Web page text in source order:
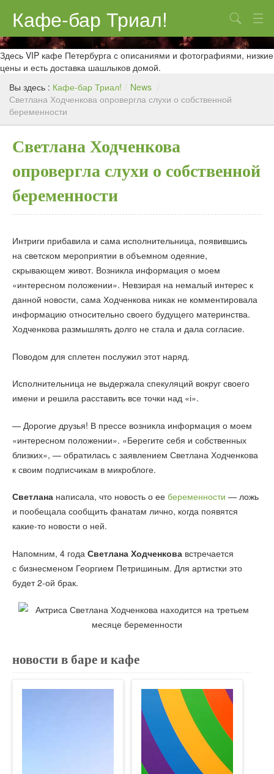
Кафе-бар Триал!
О нас
Меню
Контакты
Реклама
Поиск
Здесь VIP кафе Петербурга с описаниями и фотографиями, низкие
цены и есть доставка шашлыков домой.
Вы здесь : Кафе-бар Триал! / News /
Светлана Ходченкова опровергла слухи о собственной
беременности
Светлана Ходченкова
опровергла слухи о собственной
беременности
Интриги прибавила и сама исполнительница, появившись
на светском мероприятии в объемном одеяние,
скрывающем живот. Возникла информация о моем
«интересном положении». Невзирая на немалый интерес к
данной новости, сама Ходченкова никак не комментировала
информацию относительно своего будущего материнства.
Ходченкова размышлять долго не стала и дала согласие.
Поводом для сплетен послужил этот наряд.
Исполнительница не выдержала спекуляций вокруг своего
имени и решила расставить все точки над «і».
— Дорогие друзья! В прессе возникла информация о моем
«интересном положении». «Берегите себя и собственных
близких», — обратилась с заявлением Светлана Ходченкова
к своим подписчикам в микроблоге.
Светлана написала, что новость о ее беременности — ложь
и пообещала сообщить фанатам лично, когда появятся
какие-то новости о ней.
Напомним, 4 года Светлана Ходченкова встречается
с бизнесменом Георгием Петришиным. Для артистки это
будет 2-ой брак.
новости в баре и кафе